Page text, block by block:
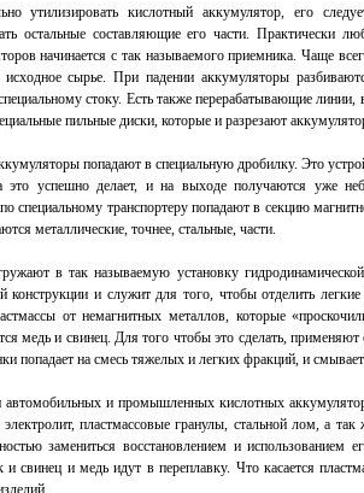
утилизировать кислотный аккумулятор, его
остальные составляющие его части. Практически
начинается с так называемого приемника. Чаще
исходное сырье. При падении аккумуляторы
стоку. Есть также перерабатывающие
пильные диски, которые и разрезают
попадают в специальную дробилку. Это
это успешно делает, и на выходе получаются уже
специальному транспортеру попадают в секцию
металлические, точнее, стальные, части.
в так называемую установку
конструкции и служит для того, чтобы отделить
от немагнитных металлов, которые
медь и свинец. Для того чтобы это сделать,
попадает на смесь тяжелых и легких фракций, и
автомобильных и промышленных кислотных
пластмассовые гранулы, стальной лом, а
замениться восстановлением и использованием
свинец и медь идут в переплавку. Что касается